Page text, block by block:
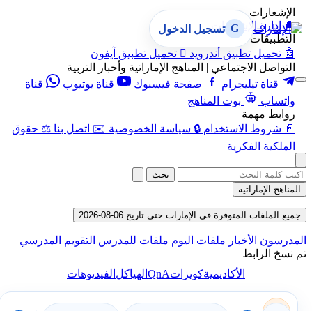
الإشعارات
🔔 إدارة الإشعارات
التطبيقات
🤖 تحميل تطبيق أندرويد  تحميل تطبيق آيفون
التواصل الاجتماعي | المناهج الإماراتية وأخبار التربية
قناة تيليجرام
صفحة فيسبوك قناة يوتيوب
قناة
واتساب
بوت المناهج
روابط مهمة
📄 شروط الاستخدام 🔒 سياسة الخصوصية ✉️ اتصل بنا ⚖️ حقوق
الملكية الفكرية
G تسجيل الدخول
بحث
المناهج الإماراتية
جميع الملفات المتوفرة في الإمارات حتى تاريخ 06-08-2026
المدرسون الأخبار ملفات اليوم ملفات للمدرس التقويم المدرسي
تم نسخ الرابط
الأكاديميةكويزاتQnAالهياكلالفيديوهات